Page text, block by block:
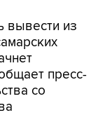
вывести из
пресс-
со